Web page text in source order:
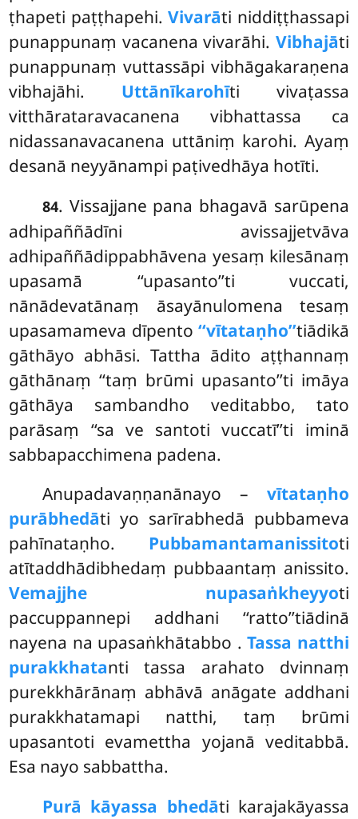
ṭhapeti paṭṭhapehi.Vivarāti niddiṭṭhassapi
punappunaṃ vacanena vivarāhi. Vibhajāti
punappunaṃ vuttassāpi vibhāgakaraṇena
vibhajāhi. Uttānīkarohīti vivaṭassa
vitthārataravacanena vibhattassa ca
nidassanavacanena uttāniṃ karohi. Ayaṃ
desanā neyyānampi paṭivedhāya hotīti.
84. Vissajjane pana bhagavā sarūpena
adhipaññādīni avissajjetvāva
adhipaññādippabhāvena yesaṃ kilesānaṃ
upasamā ‘‘upasanto’’ti vuccati,
nānādevatānaṃ āsayānulomena tesaṃ
upasamameva dīpento ‘‘vītataṇho’’tiādikā
gāthāyo abhāsi. Tattha ādito aṭṭhannaṃ
gāthānaṃ ‘‘taṃ brūmi upasanto’’ti imāya
gāthāya sambandho veditabbo, tato
parāsaṃ ‘‘sa ve santoti vuccatī’’ti iminā
sabbapacchimena padena.
Anupadavaṇṇanānayo – vītataṇho
purābhedāti yo sarīrabhedā pubbameva
pahīnataṇho. Pubbamantamanissitoti
atītaddhādibhedaṃ pubbaantaṃ anissito.
Vemajjhe nupasaṅkheyyoti
paccuppannepi addhani ‘‘ratto’’tiādinā
nayena na upasaṅkhātabbo .Tassa natthi
purakkhatanti tassa arahato dvinnaṃ
purekkhārānaṃ abhāvā anāgate addhani
purakkhatamapi natthi, taṃ brūmi
upasantoti evamettha yojanā veditabbā.
Esa nayo sabbattha.
Purā kāyassa bhedāti karajakāyassa